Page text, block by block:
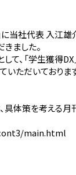
に当社代表 入江
ました。
て、「学生獲得DX
いただいておりま
具体策を考える月
main.html